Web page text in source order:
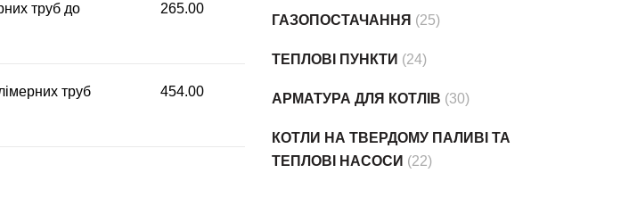
труб до
265.00
труб
454.00
ГАЗОПОСТАЧАННЯ (25)
ТЕПЛОВІ ПУНКТИ (24)
АРМАТУРА ДЛЯ КОТЛІВ (30)
КОТЛИ НА ТВЕРДОМУ ПАЛИВІ ТА
ТЕПЛОВІ НАСОСИ (22)